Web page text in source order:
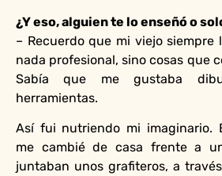
¿Y eso, alguien te lo enseñó o
– Recuerdo que mi viejo siempre
nada profesional, sino cosas que
Sabía que me gustaba
herramientas.
Así fui nutriendo mi imaginario.
me cambié de casa frente a
juntaban unos grafiteros, a